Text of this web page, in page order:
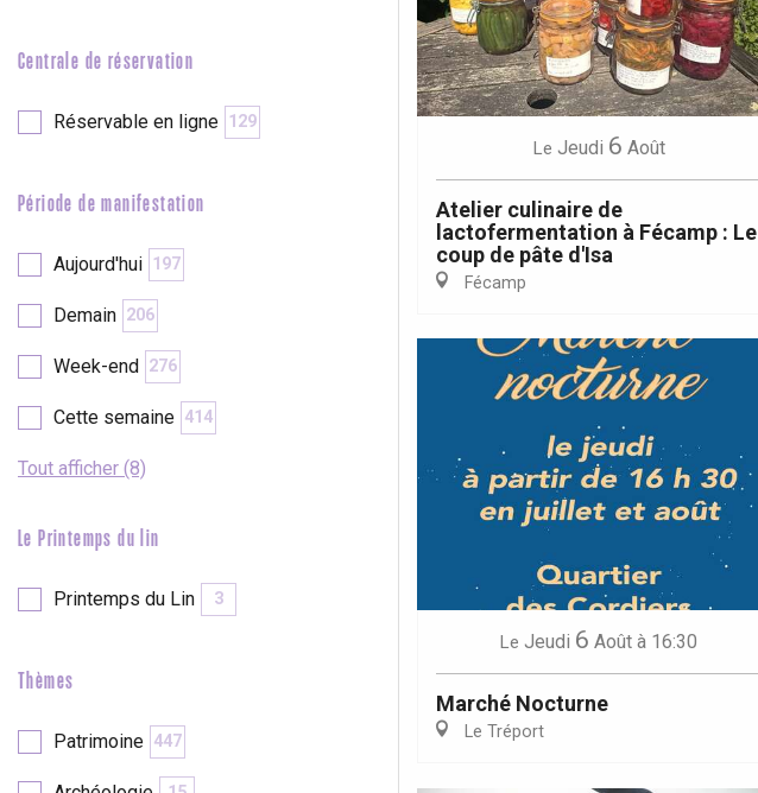
Seine
Duclair
Forges-les-Eaux
Neufchâtel-en-Bray
Centrale de réservation
Réservable en ligne 129
Période de manifestation
Aujourd'hui 197
Demain 206
Week-end 276
Cette semaine 414
Tout afficher (8)
Le Printemps du lin
Printemps du Lin 3
Thèmes
Patrimoine 447
Le Jeudi 6 Août
Atelier culinaire de
lactofermentation à Fécamp : Le
coup de pâte d'Isa
Fécamp
Le Jeudi 6 Août à 16:30
Marché Nocturne
Le Tréport